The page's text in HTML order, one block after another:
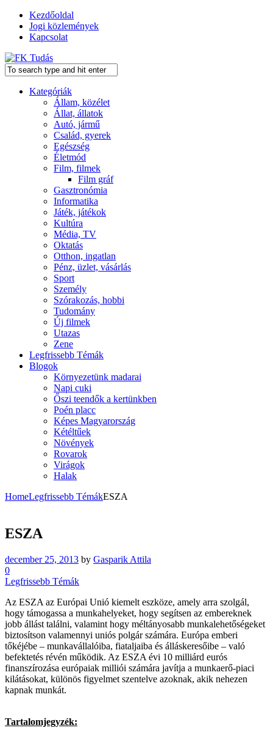
Kezdőoldal
Jogi közlemények
Kapcsolat
Kategóriák
Állam, közélet
Állat, állatok
Autó, jármű
Család, gyerek
Egészség
Életmód
Film, filmek
Film gráf
Gasztronómia
Informatika
Játék, játékok
Kultúra
Média, TV
Oktatás
Otthon, ingatlan
Pénz, üzlet, vásárlás
Sport
Személy
Szórakozás, hobbi
Tudomány
Új filmek
Utazas
Zene
Legfrissebb Témák
Blogok
Környezetünk madarai
Napi cuki
Őszi teendők a kertünkben
Poén placc
Képes Magyarország
Kétéltűek
Növények
Rovarok
Virágok
Halak
HomeLegfrissebb TémákESZA
ESZA
december 25, 2013 by Gasparik Attila
0
Legfrissebb Témák
Az ESZA az Európai Unió kiemelt eszköze, amely arra szolgál,
hogy támogassa a munkahelyeket, hogy segítsen az embereknek
jobb állást találni, valamint hogy méltányosabb munkalehetőségeket
biztosítson valamennyi uniós polgár számára. Európa emberi
tőkéjébe – munkavállalóiba, fiataljaiba és álláskeresőibe – való
befektetés révén működik. Az ESZA évi 10 milliárd eurós
finanszírozása európaiak milliói számára javítja a munkaerő-piaci
kilátásokat, különös figyelmet szentelve azoknak, akik nehezen
kapnak munkát.
Tartalomjegyzék: